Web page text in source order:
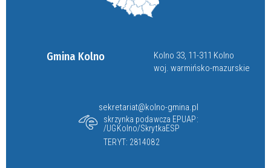
Gmina Kolno
Kolno 33, 11-311 Kolno
woj. warmińsko-mazurskie
sekretariat@kolno-gmina.pl
skrzynka podawcza EPUAP:
/UGKolno/SkrytkaESP
TERYT: 2814082